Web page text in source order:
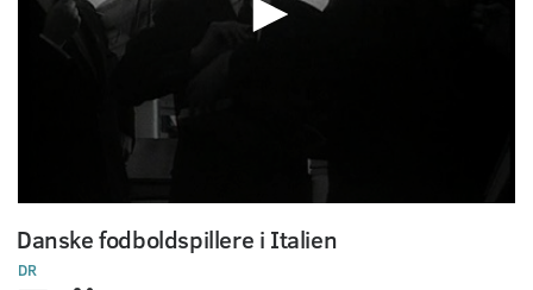
seconds
of
0
Danske fodboldspillere i Italien
DR